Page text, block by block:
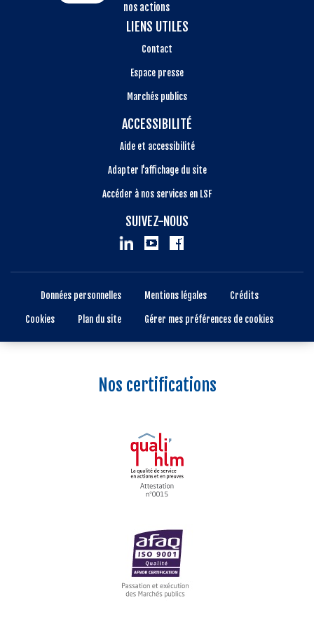
nos actions
LIENS UTILES
Contact
Espace presse
Marchés publics
ACCESSIBILITÉ
Aide et accessibilité
Adapter l'affichage du site
Accéder à nos services en LSF
SUIVEZ-NOUS
Données personnelles Mentions légales Crédits
Cookies Plan du site Gérer mes préférences de cookies
Nos certifications